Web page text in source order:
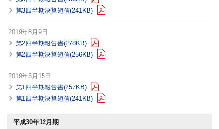
第3四半期決算短信(241KB)
2019年8月9日
第2四半期報告書(278KB)
第2四半期決算短信(256KB)
2019年5月15日
第1四半期報告書(257KB)
第1四半期決算短信(241KB)
平成30年12月期